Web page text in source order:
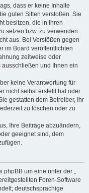
dass er keine Inhalte
guten Sitten verstoßen. Sie
besitzen, die in Ihren
setzen bzw. zu verwenden.
aus. Bei Verstößen gegen
im Board veröffentlichten
zeitweise oder
und Ihnen ein
keine Verantwortung für
nicht selbst erstellt hat oder
gestatten dem Betreiber, Ihr
zu löschen oder zu
Ihre Beiträge abzuändern,
geeignet sind, dem
phpBB um eine unter der „
Foren-Software
deutschsprachige